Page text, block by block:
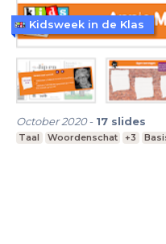
October 2020- 17 slides
Taal Woordenschat +3
Kidsweek in de Klas